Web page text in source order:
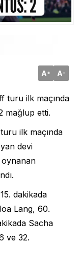
A+ A-
turu ilk maçında
mağlup etti.
ilk maçında
devi
oynanan
dakikada
Lang, 60.
Sacha
ve 32.